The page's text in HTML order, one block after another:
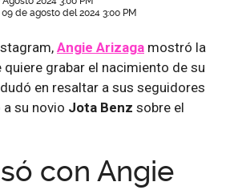
de agosto del 2024 3:00 PM
Angie Arizaga mostró la
quiere grabar el nacimiento de su
en resaltar a sus seguidores
su novio Jota Benz sobre el
con Angie